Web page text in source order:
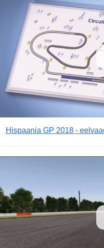
Hispaania GP 2018 -